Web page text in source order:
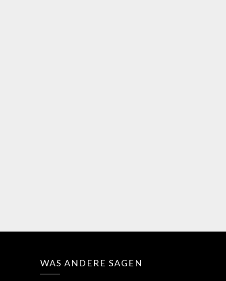
WAS ANDERE SAGEN